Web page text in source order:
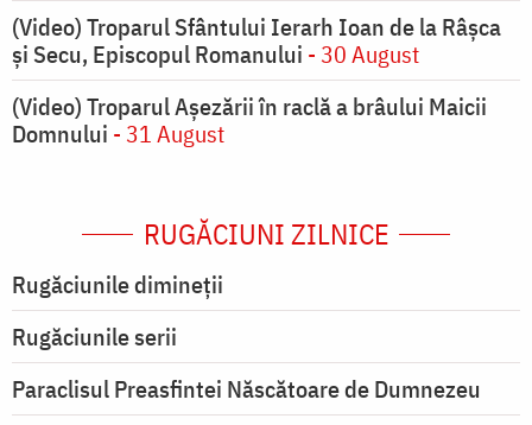
(Video) Troparul Sfântului Ierarh Ioan de la Râșca
și Secu, Episcopul Romanului - 30 August
(Video) Troparul Așezării în raclă a brâului Maicii
Domnului - 31 August
RUGĂCIUNI ZILNICE
Rugăciunile dimineții
Rugăciunile serii
Paraclisul Preasfintei Născătoare de Dumnezeu